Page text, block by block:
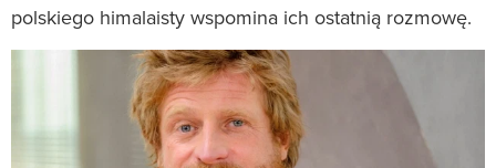
polskiego himalaisty wspomina ich ostatnią rozmowę.